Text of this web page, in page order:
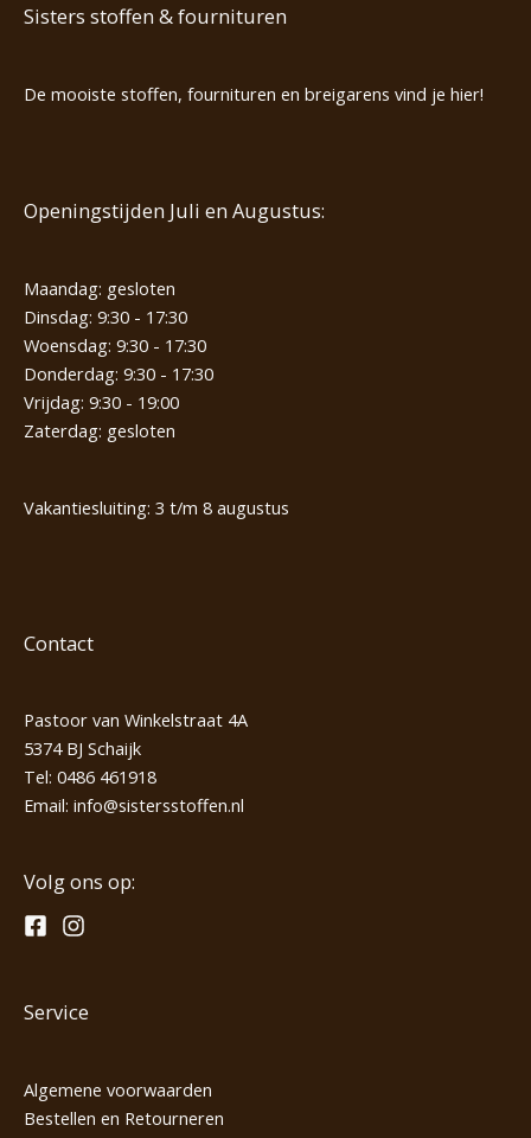
Sisters stoffen & fournituren
De mooiste stoffen, fournituren en breigarens vind je hier!
Openingstijden Juli en Augustus:
Maandag: gesloten
Dinsdag: 9:30 - 17:30
Woensdag: 9:30 - 17:30
Donderdag: 9:30 - 17:30
Vrijdag: 9:30 - 19:00
Zaterdag: gesloten
Vakantiesluiting: 3 t/m 8 augustus
Contact
Pastoor van Winkelstraat 4A
5374 BJ Schaijk
Tel: 0486 461918
Email: info@sistersstoffen.nl
Volg ons op:
Service
Algemene voorwaarden
Bestellen en Retourneren